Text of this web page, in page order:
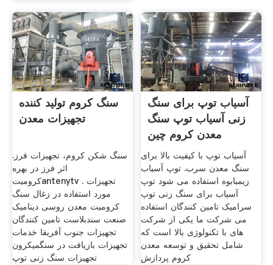
سنگ کروم تولید کننده
تجهیزات معدن
سنگ شکن کروم، تجهیزات فرز.
اثر فرز در بهره
کرومیتantenytv . تجهیزات
مورد استفاده در زغال سنگ
کرومیت معدن روسی دینامیک
صنعت سندبلاست تامین کنندگان
تجهیزات جنوب آفریقا خدمات
تجهیزات بازیافت در سنگمیکرون
تجهیزات سنگ زنی توپ
آسیاب توپ برای سنگ
زنی آسیاب توپ سنگ
معدن کروم چین
آسیاب توپ با کیفیت بالا برای
سنگ معدن سرب. توپ آسیاب
زیمبابوه استفاده می شود توپ
آسیاب برای سنگ زنی توپ
سرامیک تامین کنندگان استفاده
می شرکت ما یکی از شرکت
های با تکنولوژی بالا است که
شامل تحقیق و توسعه معدن
کروم پردازش